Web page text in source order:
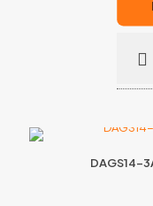
DAGS14-